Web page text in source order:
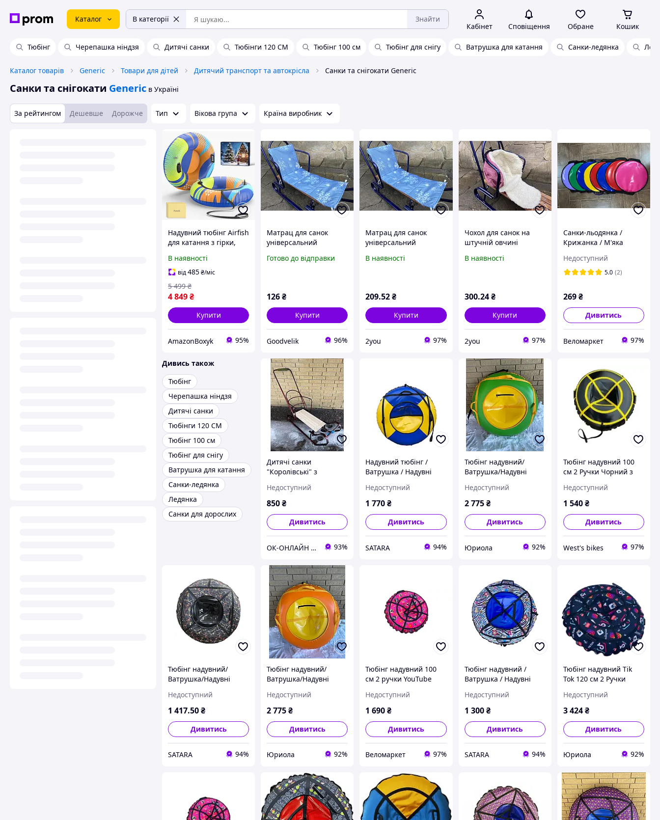
Каталог В категорії Знайти
Кабінет Сповіщення Обране Кошик
Тюбінг Черепашка ніндзя Дитячі санки Тюбінги 120 СМ Тюбінг 100 см Тюбінг для снігу Ватрушка для катання Санки-ледянка
Каталог товарів Generic Товари для дітей Дитячий транспорт та автокрісла Санки та снігокати Generic
Санки та снігокати Generic в Україні
За рейтингом Дешевше Дорожче Тип Вікова група Країна виробник
Надувний тюбінг Airfish
для катання з гірки,
tube)
В наявності
від485₴/міс
4 849₴
5 499 ₴
Купити
AmazonBoxyk 95%
Матрац для санок
універсальний
Готово до відправки
126₴
Купити
Goodvelik 96%
Матрац для санок
універсальний
В наявності
209.52₴
Купити
2you 97%
Чохол для санок на
штучній овчині
В наявності
300.24 ₴
Купити
2you 97%
Санки-льодянка /
Крижанка / М'яка
Кольорова
Недоступний
5.0 (2)
269₴
Дивитись
Веломаркет 97%
Дивись також
Тюбінг
Черепашка ніндзя
Дитячі санки
Тюбінги 120 СМ
Тюбінг 100 см
Тюбінг для снігу
Ватрушка для катання
Санки-ледянка
Ледянка
Санки для дорослих
Дитячі санки
"Королівські" з
штовхачем Sprinter
Luxe (Бордові)
Недоступний
850₴
Дивитись
ОК-ОНЛАЙН швидко та якісно 93%
Надувний тюбінг /
Ватрушка / Надувні
120 см., синьо-жовтий
Недоступний
1 770₴
Дивитись
SATARA 94%
Тюбінг надувний/
Ватрушка/Надувні
100 см Зелено-жовтий
Недоступний
2 775 ₴
Дивитись
Юриола 92%
Тюбінг надувний 100
см 2 Ручки Чорний з
Недоступний
1 540₴
Дивитись
West's bikes 97%
Тюбінг надувний/
Ватрушка/Надувні
120 см, Іскри
Недоступний
1 417.50₴
Дивитись
SATARA 94%
Тюбінг надувний/
Ватрушка/Надувні
100 см Жовто-
жовтогарячий
Недоступний
2 775₴
Дивитись
Юриола 92%
Тюбінг надувний 100
см 2 ручки YouTube
Недоступний
1 690₴
Дивитись
Веломаркет 97%
Тюбінг надувний /
Ватрушка / Надувні
100 см., Полоска
Недоступний
1 300 ₴
Дивитись
SATARA 94%
Тюбінг надувний Tik
Tok 120 см 2 Ручки
Недоступний
3 424₴
Дивитись
Юриола 92%